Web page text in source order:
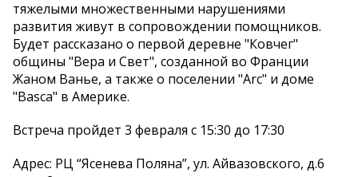
тяжелыми множественными нарушениями
развития живут в сопровождении помощников.
Будет рассказано о первой деревне "Ковчег"
общины "Вера и Свет", созданной во Франции
Жаном Ванье, а также о поселении "Arc" и доме
"Basca" в Америке.
Встреча пройдет 3 февраля с 15:30 до 17:30
Адрес: РЦ “Ясенева Поляна”, ул. Айвазовского, д.6